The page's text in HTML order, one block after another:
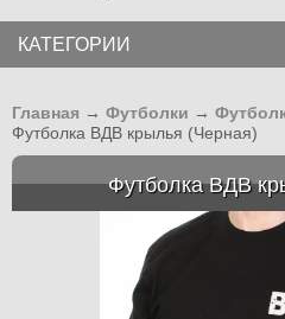
КАТЕГОРИИ
Главная → Футболки →
Футболка ВДВ крылья (Черная)
Футболка ВДВ